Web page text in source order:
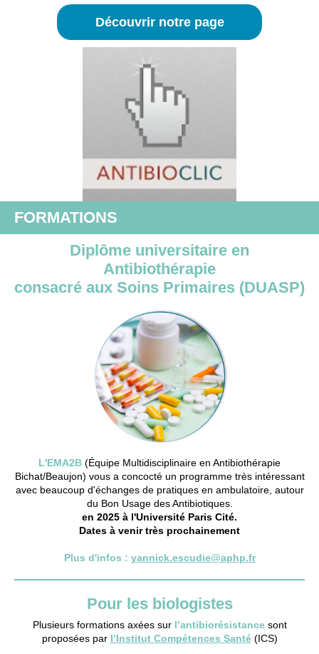
Découvrir notre page
FORMATIONS
Diplôme universitaire en
Antibiothérapie
consacré aux Soins Primaires (DUASP)
L'EMA2B (Équipe Multidisciplinaire en Antibiothérapie
Bichat/Beaujon) vous a concocté un programme très intéressant
avec beaucoup d'échanges de pratiques en ambulatoire, autour
du Bon Usage des Antibiotiques.
en 2025 à l'Université Paris Cité.
Dates à venir très prochainement
Plus d'infos : yannick.escudie@aphp.fr
Pour les biologistes
Plusieurs formations axées sur l’antibiorésistancesont
proposées par l’Institut Compétences Santé(ICS)